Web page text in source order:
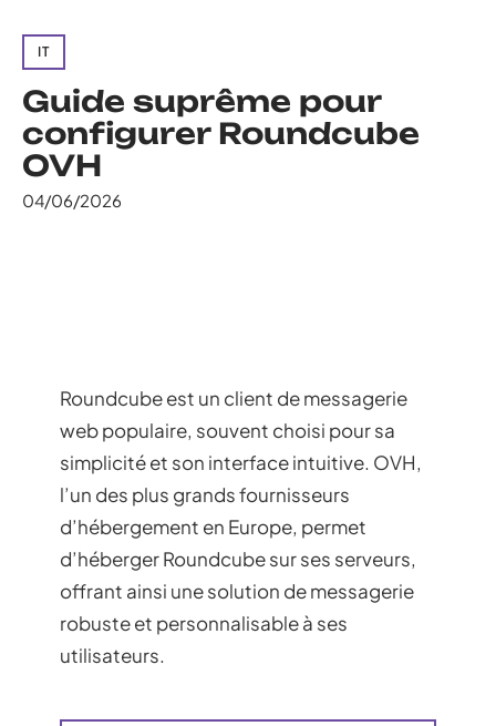
IT
Guide suprême pour
configurer Roundcube
OVH
04/06/2026
Roundcube est un client de messagerie
web populaire, souvent choisi pour sa
simplicité et son interface intuitive. OVH,
l’un des plus grands fournisseurs
d’hébergement en Europe, permet
d’héberger Roundcube sur ses serveurs,
offrant ainsi une solution de messagerie
robuste et personnalisable à ses
utilisateurs.